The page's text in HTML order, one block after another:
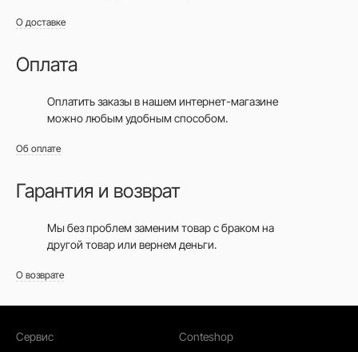
О доставке
Оплата
Оплатить заказы в нашем интернет-магазине
можно любым удобным способом.
Об оплате
Гарантия и возврат
Мы без проблем заменим товар с браком на
другой товар или вернем деньги.
О возврате
Сервис Conteshop